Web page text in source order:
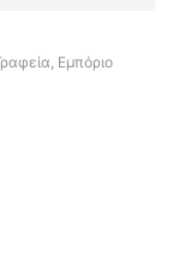
Εμπόριο